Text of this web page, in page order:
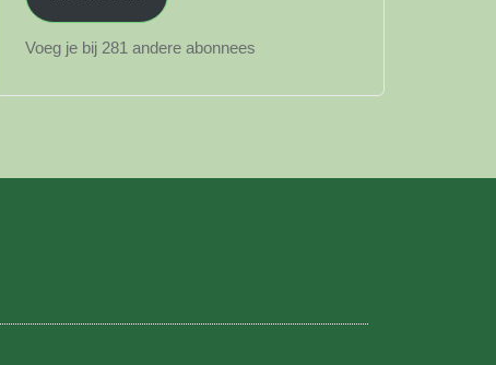
Voeg je bij 281 andere abonnees